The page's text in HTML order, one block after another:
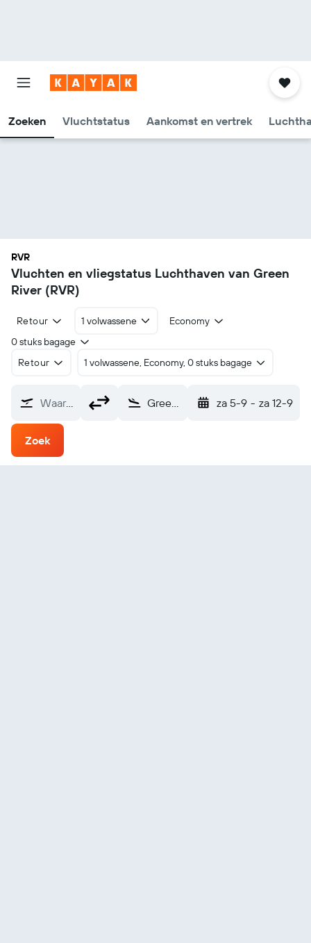
Zoeken Vluchtstatus Aankomst en vertrek
RVR
Vluchten en vliegstatus Luchthaven van Green
River (RVR)
Retour 1 volwassene
Economy
0 stuks bagage
Retour
1 volwassene, Economy, 0 stuks bagage
Waarvandaan? Green River (RVR) za 5-9 - za 12-9
Zoek